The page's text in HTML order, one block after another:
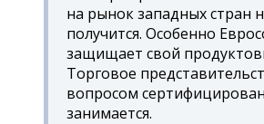
на рынок западных стран
получится. Особенно
защищает свой
Торговое
вопросом
занимается.